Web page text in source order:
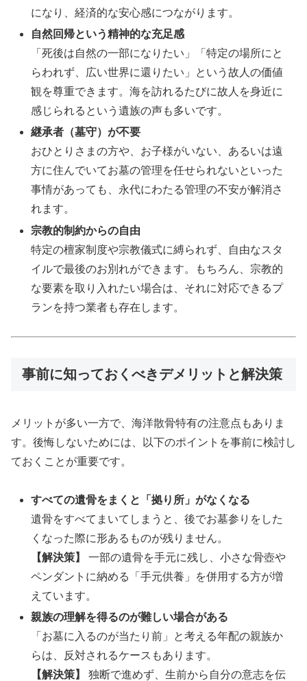
になり、経済的な安心感につながります。
自然回帰という精神的な充足感
「死後は自然の一部になりたい」「特定の場所にと
らわれず、広い世界に還りたい」という故人の価値
観を尊重できます。海を訪れるたびに故人を身近に
感じられるという遺族の声も多いです。
継承者（墓守）が不要
おひとりさまの方や、お子様がいない、あるいは遠
方に住んでいてお墓の管理を任せられないといった
事情があっても、永代にわたる管理の不安が解消さ
れます。
宗教的制約からの自由
特定の檀家制度や宗教儀式に縛られず、自由なスタ
イルで最後のお別れができます。もちろん、宗教的
な要素を取り入れたい場合は、それに対応できるプ
ランを持つ業者も存在します。
事前に知っておくべきデメリットと解決策
メリットが多い一方で、海洋散骨特有の注意点もありま
す。後悔しないためには、以下のポイントを事前に検討し
ておくことが重要です。
すべての遺骨をまくと「拠り所」がなくなる
遺骨をすべてまいてしまうと、後でお墓参りをした
くなった際に形あるものが残りません。
【解決策】
一部の遺骨を手元に残し、小さな骨壺や
ペンダントに納める「手元供養」を併用する方が増
えています。
親族の理解を得るのが難しい場合がある
「お墓に入るのが当たり前」と考える年配の親族か
らは、反対されるケースもあります。
【解決策】
独断で進めず、生前から自分の意志を伝